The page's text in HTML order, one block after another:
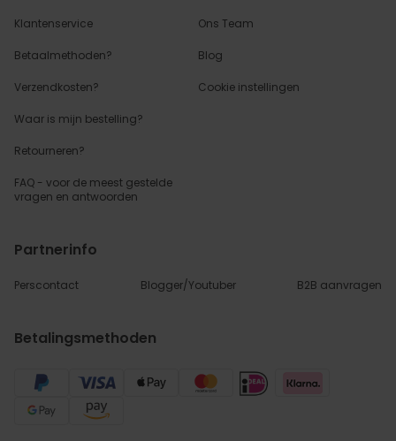
Klantenservice
Betaalmethoden?
Verzendkosten?
Waar is mijn bestelling?
Retourneren?
FAQ - voor de meest gestelde
vragen en antwoorden
Ons Team
Blog
Cookie instellingen
Partnerinfo
Perscontact Blogger/Youtuber B2B aanvragen
Betalingsmethoden